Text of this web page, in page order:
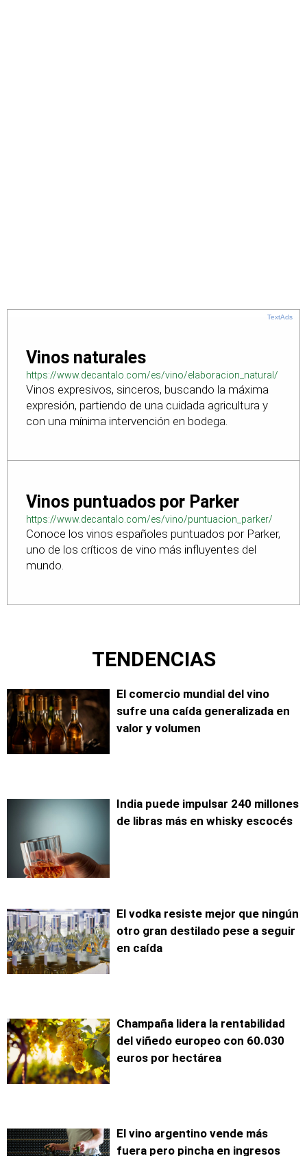
TextAds
Vinos naturales
https://www.decantalo.com/es/vino/elaboracion_natural/
Vinos expresivos, sinceros, buscando la máxima
expresión, partiendo de una cuidada agricultura y
con una mínima intervención en bodega.
Vinos puntuados por Parker
https://www.decantalo.com/es/vino/puntuacion_parker/
Conoce los vinos españoles puntuados por Parker,
uno de los críticos de vino más influyentes del
mundo.
TENDENCIAS
El comercio mundial del vino
sufre una caída generalizada en
valor y volumen
India puede impulsar 240 millones
de libras más en whisky escocés
El vodka resiste mejor que ningún
otro gran destilado pese a seguir
en caída
Champaña lidera la rentabilidad
del viñedo europeo con 60.030
euros por hectárea
El vino argentino vende más
fuera pero pincha en ingresos